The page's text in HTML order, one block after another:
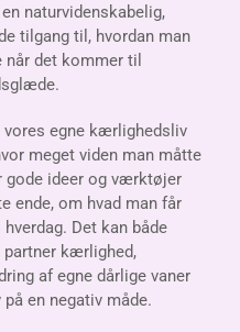
naturvidenskabelig,
tilgang til, hvordan man
det kommer til
vores egne kærlighedsliv
meget viden man måtte
gode ideer og værktøjer
ende, om hvad man får
Det kan både
kærlighed,
af egne dårlige vaner
en negativ måde.